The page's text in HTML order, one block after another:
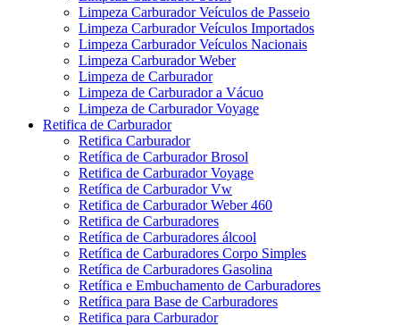
Limpeza Carburador Veículos de Passeio
Limpeza Carburador Veículos Importados
Limpeza Carburador Veículos Nacionais
Limpeza Carburador Weber
Limpeza de Carburador
Limpeza de Carburador a Vácuo
Limpeza de Carburador Voyage
Retifica de Carburador
Retifica Carburador
Retífica de Carburador Brosol
Retifica de Carburador Voyage
Retífica de Carburador Vw
Retifica de Carburador Weber 460
Retifica de Carburadores
Retífica de Carburadores álcool
Retífica de Carburadores Corpo Simples
Retífica de Carburadores Gasolina
Retífica e Embuchamento de Carburadores
Retífica para Base de Carburadores
Retifica para Carburador